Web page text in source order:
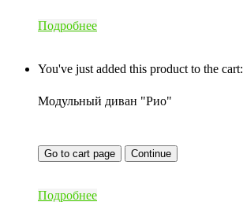
Подробнее
You've just added this product to the cart:
Модульный диван "Рио"
Go to cart page Continue
Подробнее